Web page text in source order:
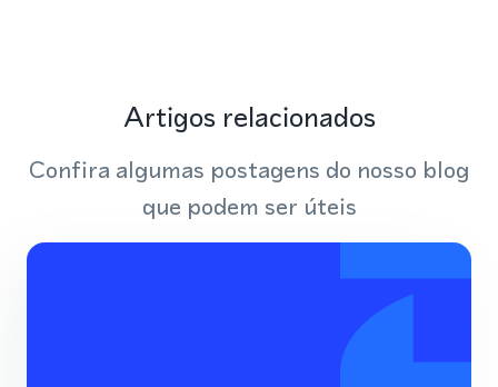
Artigos relacionados
Confira algumas postagens do nosso blog
que podem ser úteis